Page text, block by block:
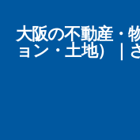
大阪の不動産・
ョン・土地）｜